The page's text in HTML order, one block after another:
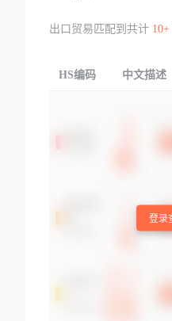
出口贸易匹配到共计 10+
HS编码 中文描述
登录